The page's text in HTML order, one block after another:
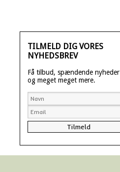
TILMELD DIG VORES
NYHEDSBREV
Få tilbud, spændende nyheder
og meget meget mere.